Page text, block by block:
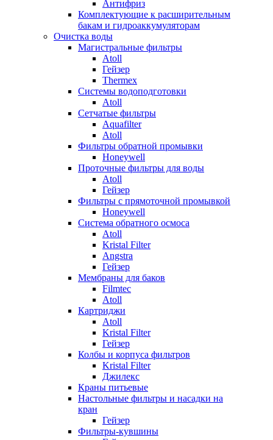
Антифриз
Комплектующие к расширительным
бакам и гидроаккумуляторам
Очистка воды
Магистральные фильтры
Atoll
Гейзер
Thermex
Системы водоподготовки
Atoll
Сетчатые фильтры
Aquafilter
Atoll
Фильтры обратной промывки
Honeywell
Проточные фильтры для воды
Atoll
Гейзер
Фильтры с прямоточной промывкой
Honeywell
Система обратного осмоса
Atoll
Kristal Filter
Angstra
Гейзер
Мембраны для баков
Filmtec
Atoll
Картриджи
Atoll
Kristal Filter
Гейзер
Колбы и корпуса фильтров
Kristal Filter
Джилекс
Краны питьевые
Настольные фильтры и насадки на
кран
Гейзер
Фильтры-кувшины